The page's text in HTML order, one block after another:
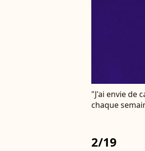
"J'ai envie de
chaque
2/19